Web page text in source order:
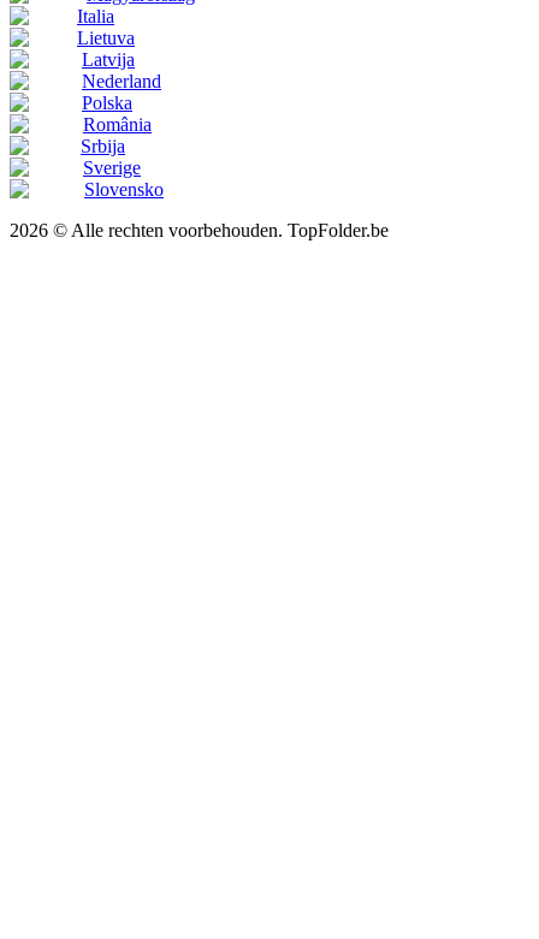
Italia
Lietuva
Latvija
Nederland
Polska
România
Srbija
Sverige
Slovensko
2026 © Alle rechten voorbehouden. TopFolder.be